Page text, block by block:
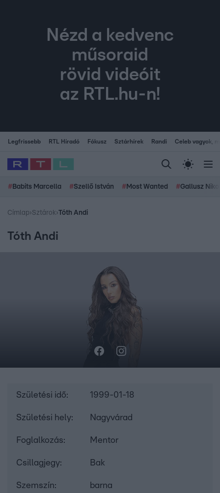
Nézd a kedvenc
műsoraid
rövid videóit
az RTL.hu-n!
Legfrissebb RTL Híradó Fókusz Sztárhírek Randi Celeb vagyok,
# Babits Marcella #Szellő István # Most Wanted #Gallusz
Címlap›Sztárok›Tóth Andi
Tóth Andi
Születési idő: 1999-01-18
Születési hely: Nagyvárad
Foglalkozás: Mentor
Csillagjegy: Bak
Szemszín: barna